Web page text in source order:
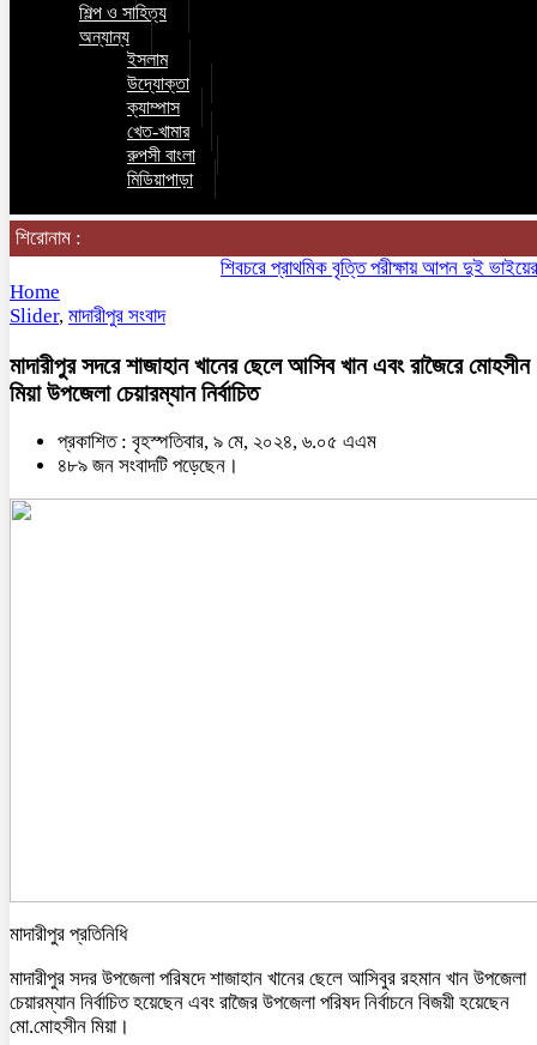
শিল্প ও সাহিত্য
অন্যান্য
ইসলাম
উদ্যোক্তা
ক্যাম্পাস
খেত-খামার
রুপসী বাংলা
মিডিয়াপাড়া
শিরোনাম :
শিবচরে প্রাথমিক বৃত্তি পরীক্ষায় আপন দুই ভাইয়ের
Home
Slider, মাদারীপুর সংবাদ
মাদারীপুর সদরে শাজাহান খানের ছেলে আসিব খান এবং রাজৈরে মোহসীন
মিয়া উপজেলা চেয়ারম্যান নির্বাচিত
প্রকাশিত : বৃহস্পতিবার, ৯ মে, ২০২৪, ৬.০৫ এএম
৪৮৯ জন সংবাদটি পড়েছেন।
মাদারীপুর প্রতিনিধি
মাদারীপুর সদর উপজেলা পরিষদে শাজাহান খানের ছেলে আসিবুর রহমান খান উপজেলা
চেয়ারম্যান নির্বাচিত হয়েছেন এবং রাজৈর উপজেলা পরিষদ নির্বাচনে বিজয়ী হয়েছেন
মো.মোহসীন মিয়া।